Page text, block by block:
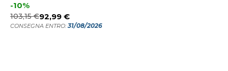
-10%
103,15 €92,99 €
CONSEGNA ENTRO:31/08/2026